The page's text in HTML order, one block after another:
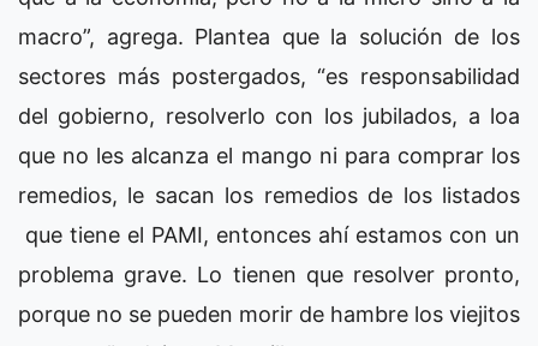
macro”, agrega. Plantea que la solución de los
sectores más postergados, “es responsabilidad
del gobierno, resolverlo con los jubilados, a loa
que no les alcanza el mango ni para comprar los
remedios, le sacan los remedios de los listados
que tiene el PAMI, entonces ahí estamos con un
problema grave. Lo tienen que resolver pronto,
porque no se pueden morir de hambre los viejitos